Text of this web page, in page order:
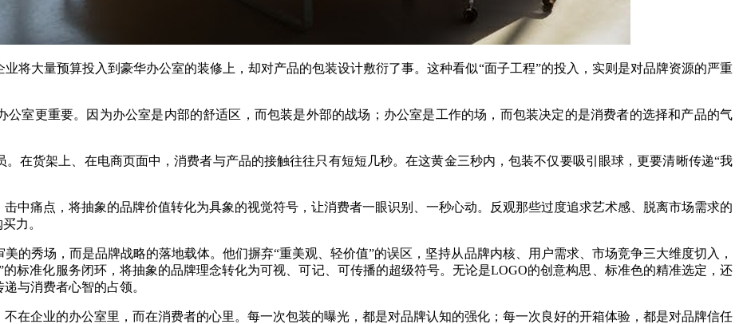
将大量预算投入到豪华办公室的装修上，却对产品的包装设计敷衍了事。这种看似“面子工程”的投入，实则是对品牌资源的严重
室更重要。因为办公室是内部的舒适区，而包装是外部的战场；办公室是工作的场，而包装决定的是消费者的选择和产品的气
在货架上、在电商页面中，消费者与产品的接触往往只有短短几秒。在这黄金三秒内，包装不仅要吸引眼球，更要清晰传递“我
中痛点，将抽象的品牌价值转化为具象的视觉符号，让消费者一眼识别、一秒心动。反观那些过度追求艺术感、脱离市场需求的
力。
的秀场，而是品牌战略的落地载体。他们摒弃“重美观、轻价值”的误区，坚持从品牌内核、用户需求、市场竞争三大维度切入，
标准化服务闭环，将抽象的品牌理念转化为可视、可记、可传播的超级符号。无论是LOGO的创意构思、标准色的精准选定，还
与消费者心智的占领。
在企业的办公室里，而在消费者的心里。每一次包装的曝光，都是对品牌认知的强化；每一次良好的开箱体验，都是对品牌信任